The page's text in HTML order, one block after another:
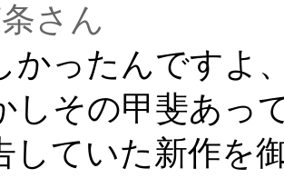
さん
かったんですよ
しその甲斐あっ
していた新作を